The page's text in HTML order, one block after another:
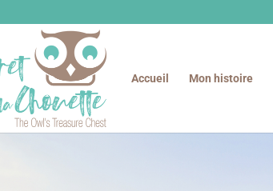
Accueil Mon histoire